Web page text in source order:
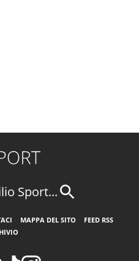
Sport...
MAPPA DEL SITO
FEED RSS